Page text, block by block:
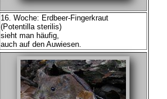
16. Woche: Erdbeer-Fingerkraut
(Potentilla sterilis)
sieht man häufig,
auch auf den Auwiesen.